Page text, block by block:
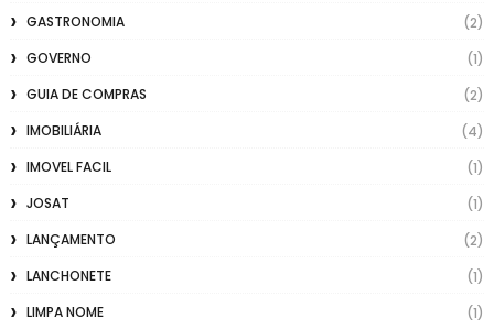
GASTRONOMIA
(2)
GOVERNO
(1)
GUIA DE COMPRAS
(2)
IMOBILIÁRIA
(4)
IMOVEL FACIL
(1)
JOSAT
(1)
LANÇAMENTO
(2)
LANCHONETE
(1)
LIMPA NOME
(1)